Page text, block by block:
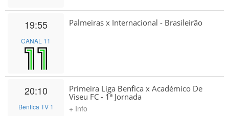
19:55
CANAL 11
Palmeiras x Internacional - Brasileirão
20:10
Benfica TV 1
Primeira Liga Benfica x Académico De
Viseu FC - 1ª Jornada
+ Info